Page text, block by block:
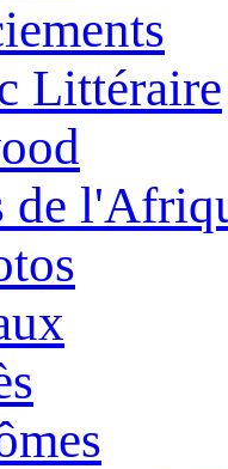
Littéraire
de